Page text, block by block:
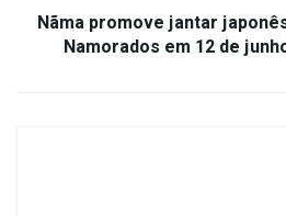
Nãma promove jantar
Namorados em 12 de